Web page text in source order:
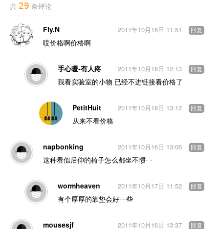
共 29 条评论
Fly.N
哎价格啊价格啊
2011年10月16日 11:51 回复
手心暖-有人疼
我看实验室的小物 已经不进链接看价格了
2011年10月18日 12:13 回复
PetitHuit
从来不看价格
2011年10月18日 13:12 回复
napbonking
这种看似后仰的椅子怎么都坐不惯- -
2011年10月16日 13:06 回复
wormheaven
有个厚厚的靠垫会好一些
2011年10月17日 11:52 回复
mousesjf 2011年10月16日 13:37 回复